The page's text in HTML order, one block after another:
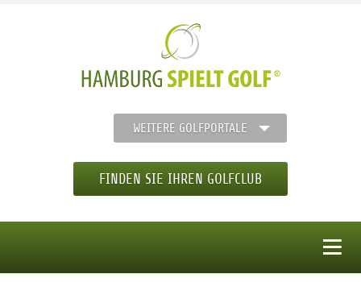
WEITERE GOLFPORTALE
FINDEN SIE IHREN GOLFCLUB